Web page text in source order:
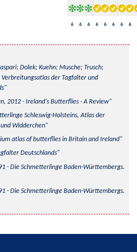
6 6 6 6 6 6 6 6
Dolek; Kuehn; Musche; Trusch;
der Tagfalter und
2012 - Ireland's Butterflies - A Review
Schleswig-Holsteins, Atlas der
Widderchen
atlas of butterflies in Britain and Ireland
Deutschlands
- Die Schmetterlinge Baden-Württembergs.
- Die Schmetterlinge Baden-Württembergs.